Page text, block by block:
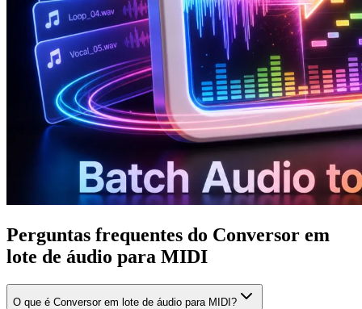
Perguntas frequentes do Conversor em
lote de áudio para MIDI
O que é Conversor em lote de áudio para MIDI?